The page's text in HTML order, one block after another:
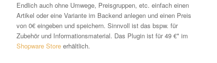
Endlich auch ohne Umwege, Preisgruppen, etc. einfach einen
Artikel oder eine Variante im Backend anlegen und einen Preis
von 0€ eingeben und speichern. Sinnvoll ist das bspw. für
Zubehör und Informationsmaterial. Das Plugin ist für 49 €* im
Shopware Storeerhältlich.